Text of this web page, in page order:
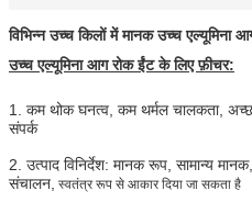
विभिन्न उच्च किलों में मानक उच्च एल्यूमिना
उच्च एल्यूमिना आग रोक ईंट के लिए फ़ीचर:
1. कम थोक घनत्व, कम थर्मल चालकता,
संपर्क
2. उत्पाद विनिर्देश: मानक रूप, सामान्य
संचालन, स्वतंत्र रूप से आकार दिया जा सकता है